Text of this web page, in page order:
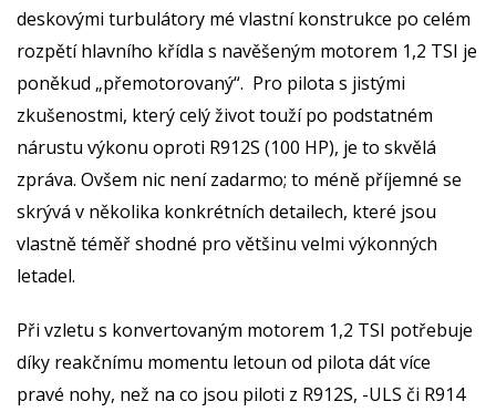
deskovými turbulátory mé vlastní konstrukce po celém
rozpětí hlavního křídla s navěšeným motorem 1,2 TSI je
poněkud „přemotorovaný“. Pro pilota s jistými
zkušenostmi, který celý život touží po podstatném
nárustu výkonu oproti R912S (100 HP), je to skvělá
zpráva. Ovšem nic není zadarmo; to méně příjemné se
skrývá v několika konkrétních detailech, které jsou
vlastně téměř shodné pro většinu velmi výkonných
letadel.
Při vzletu s konvertovaným motorem 1,2 TSI potřebuje
díky reakčnímu momentu letoun od pilota dát více
pravé nohy, než na co jsou piloti z R912S, -ULS či R914